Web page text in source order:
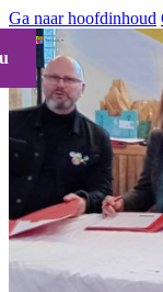
Ga naar hoofdinhoud